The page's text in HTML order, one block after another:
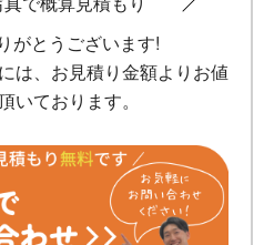
がとうございます!
は、お見積り金額よりお値
いております。